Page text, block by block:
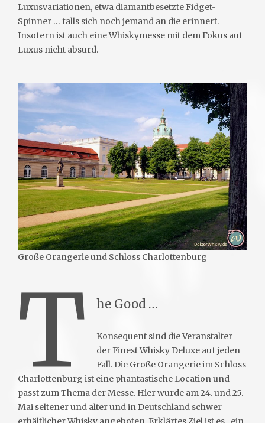
Luxusvariationen, etwa diamantbesetzte Fidget-
Spinner … falls sich noch jemand an die erinnert.
Insofern ist auch eine Whiskymesse mit dem Fokus auf
Luxus nicht absurd.
Große Orangerie und Schloss Charlottenburg
T he Good …
Konsequent sind die Veranstalter
der Finest Whisky Deluxe auf jeden
Fall. Die Große Orangerie im Schloss
Charlottenburg ist eine phantastische Location und
passt zum Thema der Messe. Hier wurde am 24. und 25.
Mai seltener und alter und in Deutschland schwer